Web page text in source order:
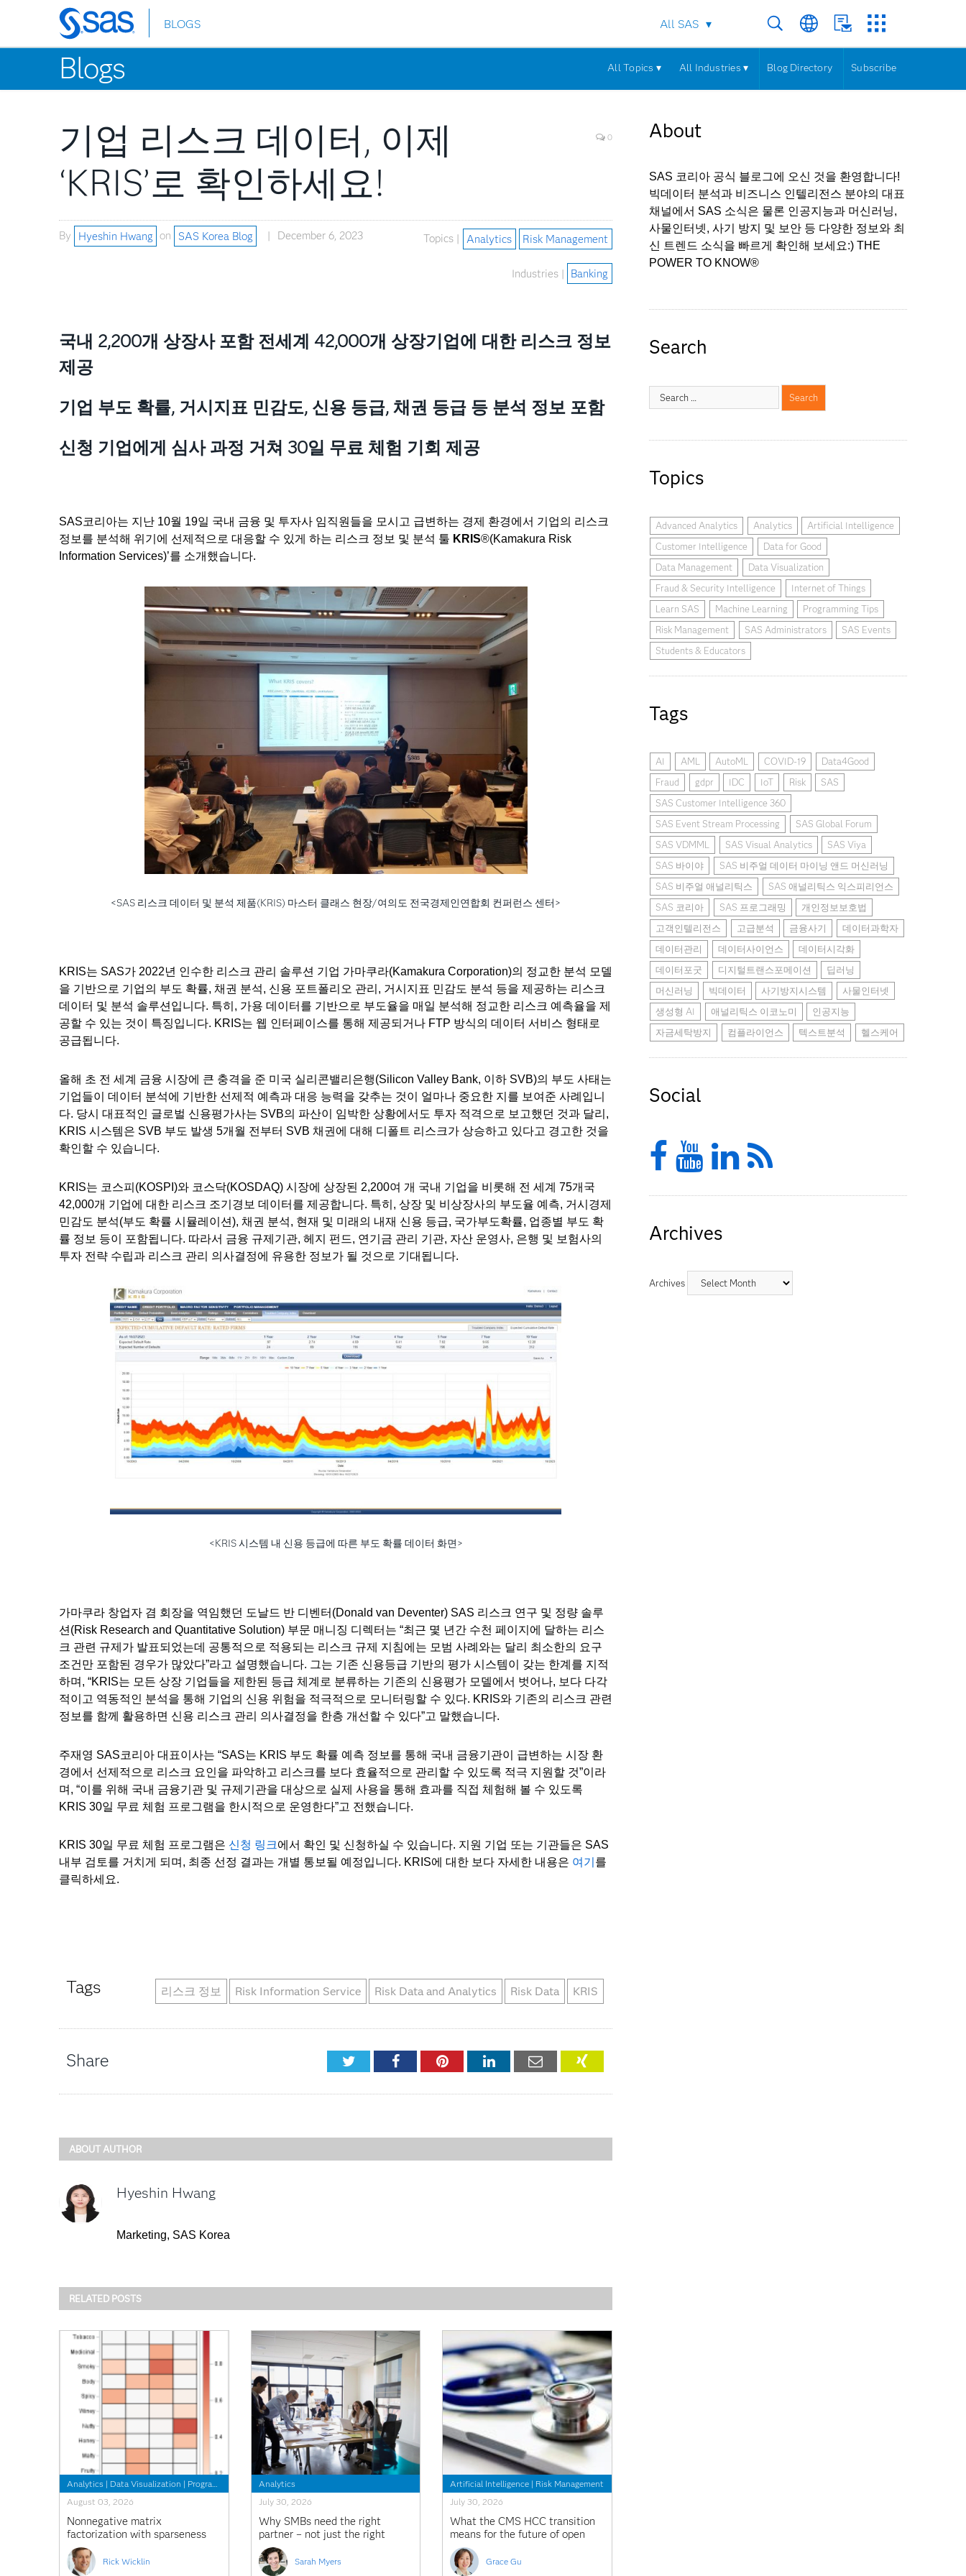
Skip
to
main
content
BLOGS All SAS
Blogs All Topics ▾ All Industries ▾ Blog Directory Subscribe
기업 리스크 데이터, 이제
‘KRIS’로 확인하세요!
0
By Hyeshin Hwang on SAS Korea Blog December 6, 2023 Topics | Analytics Risk Management
Industries | Banking
국내 2,200개 상장사 포함 전세계 42,000개 상장기업에 대한 리스크 정보
제공
기업 부도 확률, 거시지표 민감도, 신용 등급, 채권 등급 등 분석 정보 포함
신청 기업에게 심사 과정 거쳐 30일 무료 체험 기회 제공
SAS코리아는 지난 10월 19일 국내 금융 및 투자사 임직원들을 모시고 급변하는 경제 환경에서 기업의 리스크
정보를 분석해 위기에 선제적으로 대응할 수 있게 하는 리스크 정보 및 분석 툴 KRIS®(Kamakura Risk
Information Services)’를 소개했습니다.
<SAS 리스크 데이터 및 분석 제품(KRIS) 마스터 클래스 현장/여의도 전국경제인연합회 컨퍼런스 센터>
KRIS는 SAS가 2022년 인수한 리스크 관리 솔루션 기업 가마쿠라(Kamakura Corporation)의 정교한 분석 모델
을 기반으로 기업의 부도 확률, 채권 분석, 신용 포트폴리오 관리, 거시지표 민감도 분석 등을 제공하는 리스크
데이터 및 분석 솔루션입니다. 특히, 가용 데이터를 기반으로 부도율을 매일 분석해 정교한 리스크 예측율을 제
공할 수 있는 것이 특징입니다. KRIS는 웹 인터페이스를 통해 제공되거나 FTP 방식의 데이터 서비스 형태로
공급됩니다.
올해 초 전 세계 금융 시장에 큰 충격을 준 미국 실리콘밸리은행(Silicon Valley Bank, 이하 SVB)의 부도 사태는
기업들이 데이터 분석에 기반한 선제적 예측과 대응 능력을 갖추는 것이 얼마나 중요한 지를 보여준 사례입니
다. 당시 대표적인 글로벌 신용평가사는 SVB의 파산이 임박한 상황에서도 투자 적격으로 보고했던 것과 달리,
KRIS 시스템은 SVB 부도 발생 5개월 전부터 SVB 채권에 대해 디폴트 리스크가 상승하고 있다고 경고한 것을
확인할 수 있습니다.
KRIS는 코스피(KOSPI)와 코스닥(KOSDAQ) 시장에 상장된 2,200여 개 국내 기업을 비롯해 전 세계 75개국
42,000개 기업에 대한 리스크 조기경보 데이터를 제공합니다. 특히, 상장 및 비상장사의 부도율 예측, 거시경제
민감도 분석(부도 확률 시뮬레이션), 채권 분석, 현재 및 미래의 내재 신용 등급, 국가부도확률, 업종별 부도 확
률 정보 등이 포함됩니다. 따라서 금융 규제기관, 헤지 펀드, 연기금 관리 기관, 자산 운영사, 은행 및 보험사의
투자 전략 수립과 리스크 관리 의사결정에 유용한 정보가 될 것으로 기대됩니다.
<KRIS 시스템 내 신용 등급에 따른 부도 확률 데이터 화면>
가마쿠라 창업자 겸 회장을 역임했던 도날드 반 디벤터(Donald van Deventer) SAS 리스크 연구 및 정량 솔루
션(Risk Research and Quantitative Solution) 부문 매니징 디렉터는 “최근 몇 년간 수천 페이지에 달하는 리스
크 관련 규제가 발표되었는데 공통적으로 적용되는 리스크 규제 지침에는 모범 사례와는 달리 최소한의 요구
조건만 포함된 경우가 많았다”라고 설명했습니다. 그는 기존 신용등급 기반의 평가 시스템이 갖는 한계를 지적
하며, “KRIS는 모든 상장 기업들을 제한된 등급 체계로 분류하는 기존의 신용평가 모델에서 벗어나, 보다 다각
적이고 역동적인 분석을 통해 기업의 신용 위험을 적극적으로 모니터링할 수 있다. KRIS와 기존의 리스크 관련
정보를 함께 활용하면 신용 리스크 관리 의사결정을 한층 개선할 수 있다”고 말했습니다.
주재영 SAS코리아 대표이사는 “SAS는 KRIS 부도 확률 예측 정보를 통해 국내 금융기관이 급변하는 시장 환
경에서 선제적으로 리스크 요인을 파악하고 리스크를 보다 효율적으로 관리할 수 있도록 적극 지원할 것”이라
며, “이를 위해 국내 금융기관 및 규제기관을 대상으로 실제 사용을 통해 효과를 직접 체험해 볼 수 있도록
KRIS 30일 무료 체험 프로그램을 한시적으로 운영한다”고 전했습니다.
KRIS 30일 무료 체험 프로그램은 신청 링크에서 확인 및 신청하실 수 있습니다. 지원 기업 또는 기관들은 SAS
내부 검토를 거치게 되며, 최종 선정 결과는 개별 통보될 예정입니다. KRIS에 대한 보다 자세한 내용은 여기 를
클릭하세요.
Tags KRIS
Risk Data
Risk Data and Analytics
Risk Information Service
리스크 정보
Share TwitterFacebookPinterestLinkedInEmail XING
ABOUT AUTHOR
Hyeshin Hwang
Marketing, SAS Korea
RELATED POSTS
Analytics | Data Visualization | Programming Tips
August 03, 2026
Nonnegative matrix
factorization with sparseness
constraints
Rick Wicklin
Analytics
July 30, 2026
Why SMBs need the right
partner – not just the right
platform
Sarah Myers
Artificial Intelligence | Risk Management
July 30, 2026
What the CMS HCC transition
means for the future of open
analytics
Grace Gu
About
SAS 코리아 공식 블로그에 오신 것을 환영합니다!
빅데이터 분석과 비즈니스 인텔리전스 분야의 대표
채널에서 SAS 소식은 물론 인공지능과 머신러닝,
사물인터넷, 사기 방지 및 보안 등 다양한 정보와 최
신 트렌드 소식을 빠르게 확인해 보세요:) THE
POWER TO KNOW®
Search
Topics
Advanced Analytics Analytics
Artificial Intelligence
Customer Intelligence
Data for Good
Data Management
Data Visualization
Fraud & Security Intelligence
Internet of Things
Learn SAS
Machine Learning
Programming Tips
Risk Management
SAS Administrators
SAS Events
Students & Educators
Tags
AI AML AutoML COVID-19
Data4Good
Fraud
gdpr IDC IoT Risk
SAS
SAS Customer Intelligence 360
SAS Event Stream Processing
SAS Global Forum
SAS VDMML
SAS Visual Analytics
SAS Viya
SAS 바이야
SAS 비주얼 데이터 마이닝 앤드 머신러닝
SAS 비주얼 애널리틱스
SAS 애널리틱스 익스피리언스
SAS 코리아
SAS 프로그래밍
개인정보보호법
고객인텔리전스
고급분석 금융사기
데이터과학자
데이터관리
데이터사이언스
데이터시각화
데이터포굿
디지털트랜스포메이션
딥러닝
머신러닝
빅데이터 사기방지시스템
사물인터넷
생성형 AI
애널리틱스 이코노미
인공지능
자금세탁방지
컴플라이언스 텍스트분석 헬스케어
Social
Facebook
YouTube
LinkedIn
Feed
Archives
Archives